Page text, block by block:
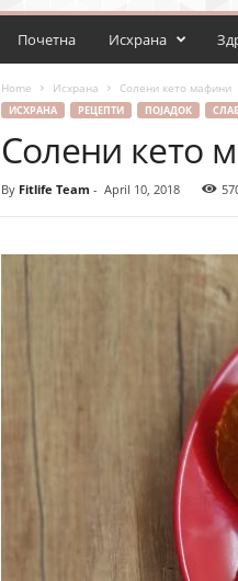
Почетна Исхрана
Home Исхрана Солени кето мафини
ИСХРАНА РЕЦЕПТИ ПОЈАДОК
Солени кето
By Fitlife Team - April 10, 2018